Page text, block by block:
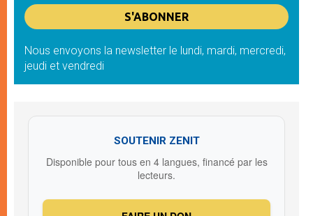
Nous envoyons la newsletter le lundi, mardi, mercredi,
jeudi et vendredi
SOUTENIR ZENIT
Disponible pour tous en 4 langues, financé par les
lecteurs.